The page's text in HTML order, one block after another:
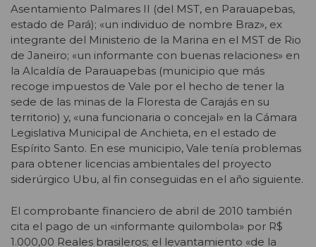
Asentamiento Palmares II (del MST, en Parauapebas,
estado de Pará); «un individuo de nombre Braz», ex
integrante del Ministerio de la Marina en el MST de Rio
de Janeiro; «un informante con buenas relaciones» en
la Alcaldía de Parauapebas (municipio que más
recoge impuestos de Vale por el hecho de tener la
sede de las minas de la Floresta de Carajás en su
territorio) y, «una funcionaria o concejal» en la Cámara
Legislativa Municipal de Anchieta, en el estado de
Espírito Santo. En ese municipio, Vale tenía problemas
para obtener licencias ambientales del proyecto
siderúrgico Ubu, al fin conseguidas en el año siguiente.
El comprobante financiero de abril de 2010 también
cita el pago de un «informante quilombola» por R$
1.000,00 Reales brasileros; el levantamiento «de la